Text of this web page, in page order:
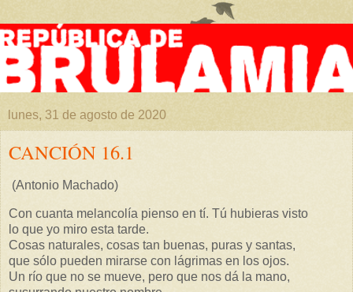
lunes, 31 de agosto de 2020
CANCIÓN 16.1
(Antonio Machado)
Con cuanta melancolía pienso en tí. Tú hubieras visto
lo que yo miro esta tarde.
Cosas naturales, cosas tan buenas, puras y santas,
que sólo pueden mirarse con lágrimas en los ojos.
Un río que no se mueve, pero que nos dá la mano,